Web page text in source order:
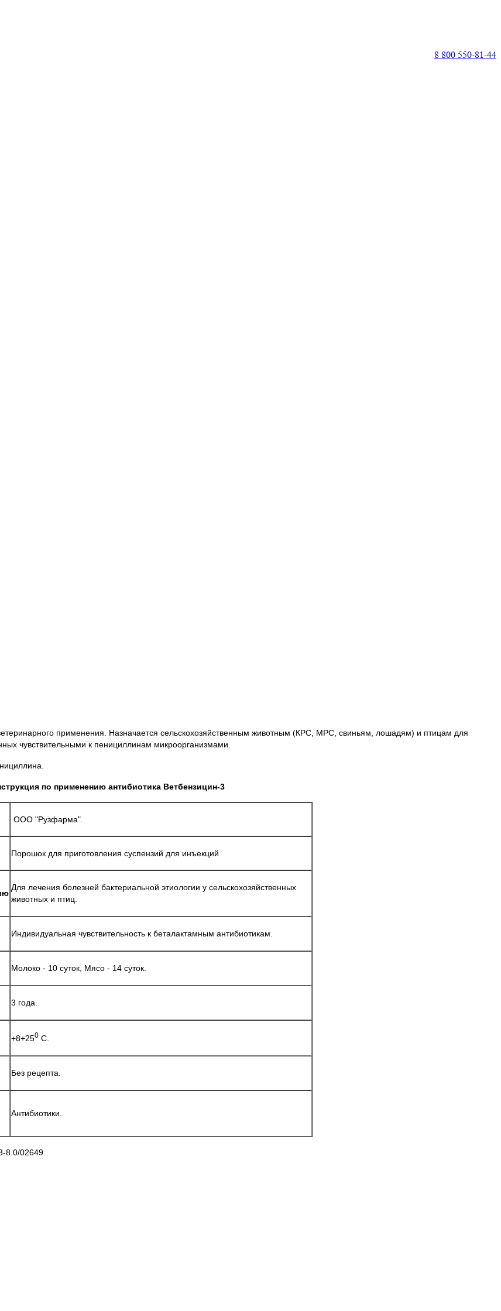
8 800 550-81-44
применения. Назначается сельскохозяйственным животным (КРС, МРС, свиньям, лошадям) и птицам для
чувствительными к пенициллинам микроорганизмами.
по применению антибиотика Ветбензицин-3
ООО "Рузфарма".
Порошок для приготовления суспензий для инъекций
Для лечения болезней бактериальной этиологии у сельскохозяйственных
животных и птиц.
Индивидуальная чувствительность к беталактамным антибиотикам.
Молоко - 10 суток, Мясо - 14 суток.
3 года.
+8+250 С.
Без рецепта.
Антибиотики.
8.0/02649.